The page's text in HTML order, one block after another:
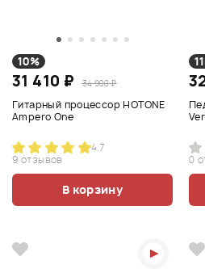
10%
31 410 ₽ 34 900 ₽
Гитарный процессор HOTONE
Ampero One
4.7
9 отзывов
В корзину
0